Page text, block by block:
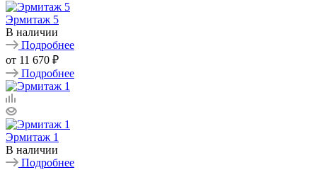
Эрмитаж 5
В наличии
Подробнее
от 11 670 ₽
Подробнее
Эрмитаж 1
В наличии
Подробнее